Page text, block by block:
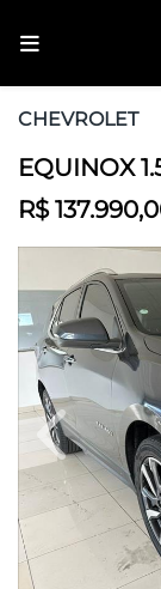
CHEVROLET
EQUINOX
R$
Previous